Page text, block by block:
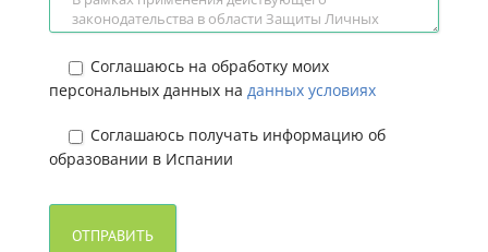
Соглашаюсь на обработку моих
персональных данных на данных условиях
Соглашаюсь получать информацию об
образовании в Испании